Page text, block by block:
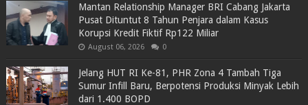
Mantan Relationship Manager BRI Cabang Jakarta
Pusat Dituntut 8 Tahun Penjara dalam Kasus
Korupsi Kredit Fiktif Rp122 Miliar
August 06, 2026 0
Jelang HUT RI Ke-81, PHR Zona 4 Tambah Tiga
Sumur Infill Baru, Berpotensi Produksi Minyak Lebih
dari 1.400 BOPD